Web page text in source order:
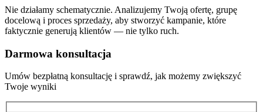
Nie działamy schematycznie. Analizujemy Twoją ofertę, grupę
docelową i proces sprzedaży, aby stworzyć kampanie, które
faktycznie generują klientów — nie tylko ruch.
Darmowa konsultacja
Umów bezpłatną konsultację i sprawdź, jak możemy zwiększyć
Twoje wyniki